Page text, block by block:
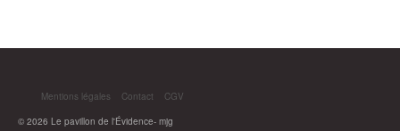
Mentions légales Contact
CGV
© 2026 Le pavillon de l'Évidence- mjg